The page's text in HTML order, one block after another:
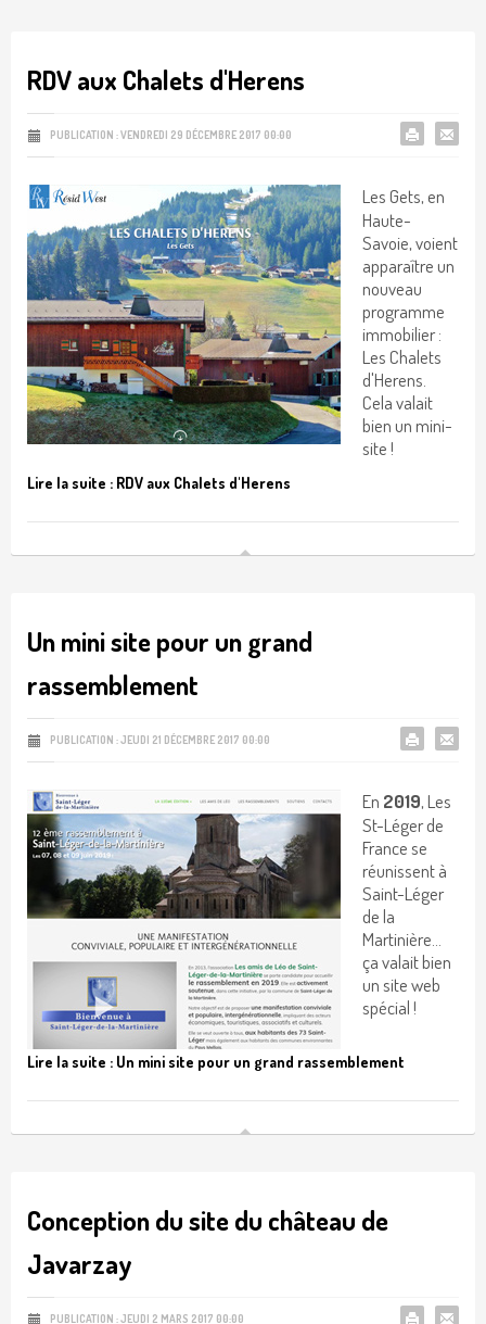
RDV aux Chalets d'Herens
PUBLICATION : VENDREDI 29 DÉCEMBRE 2017 00:00
Les Gets, en
Haute-
Savoie, voient
apparaître un
nouveau
programme
immobilier :
Les Chalets
d'Herens.
Cela valait
bien un mini-
site !
Lire la suite : RDV aux Chalets d'Herens
Un mini site pour un grand
rassemblement
PUBLICATION : JEUDI 21 DÉCEMBRE 2017 00:00
En 2019, Les
St-Léger de
France se
réunissent à
Saint-Léger
de la
Martinière...
ça valait bien
un site web
spécial !
Lire la suite : Un mini site pour un grand rassemblement
Conception du site du château de
Javarzay
PUBLICATION : JEUDI 2 MARS 2017 00:00